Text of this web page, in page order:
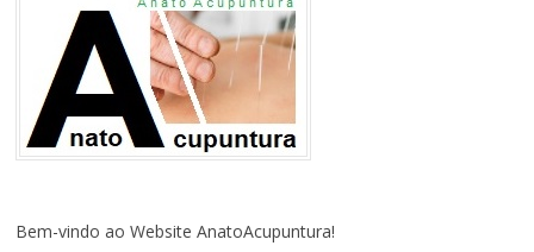
Bem-vindo ao Website AnatoAcupuntura!